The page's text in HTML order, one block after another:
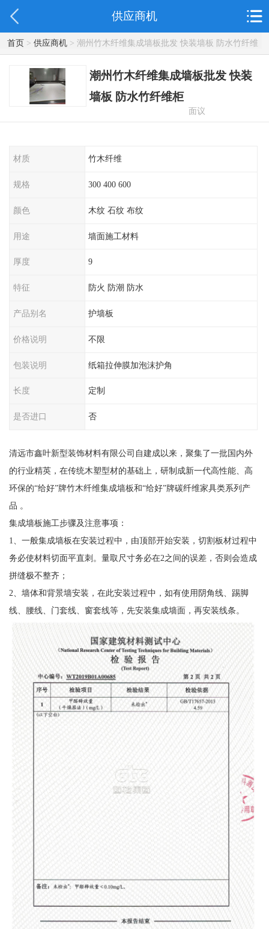
供应商机
首页> 供应商机> 潮州竹木纤维集成墙板批发 快装墙板 防水竹纤维
柜
潮州竹木纤维集成墙板批发 快装
墙板 防水竹纤维柜
面议
材质 竹木纤维
规格 300 400 600
颜色 木纹 石纹 布纹
用途 墙面施工材料
厚度 9
特征 防火 防潮 防水
产品别名 护墙板
价格说明 不限
包装说明 纸箱拉伸膜加泡沫护角
长度 定制
是否进口 否
清远市鑫叶新型装饰材料有限公司自建成以来，聚集了一批国内外
的行业精英，在传统木塑型材的基础上，研制成新一代高性能、高
环保的“给好”牌竹木纤维集成墙板和“给好”牌碳纤维家具类系列产
品 。
集成墙板施工步骤及注意事项：
1、一般集成墙板在安装过程中，由顶部开始安装，切割板材过程中
务必使材料切面平直刺。量取尺寸务必在2之间的误差，否则会造成
拼缝极不整齐；
2、墙体和背景墙安装，在此安装过程中，如有使用阴角线、踢脚
线、腰线、门套线、窗套线等，先安装集成墙面，再安装线条。